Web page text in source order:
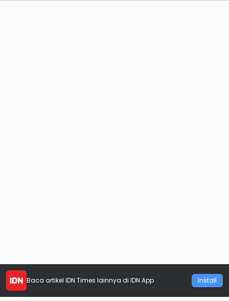
Baca artikel IDN Times lainnya di IDN App Install